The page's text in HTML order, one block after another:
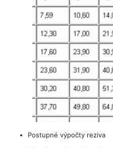
Postupné výpočty reziva